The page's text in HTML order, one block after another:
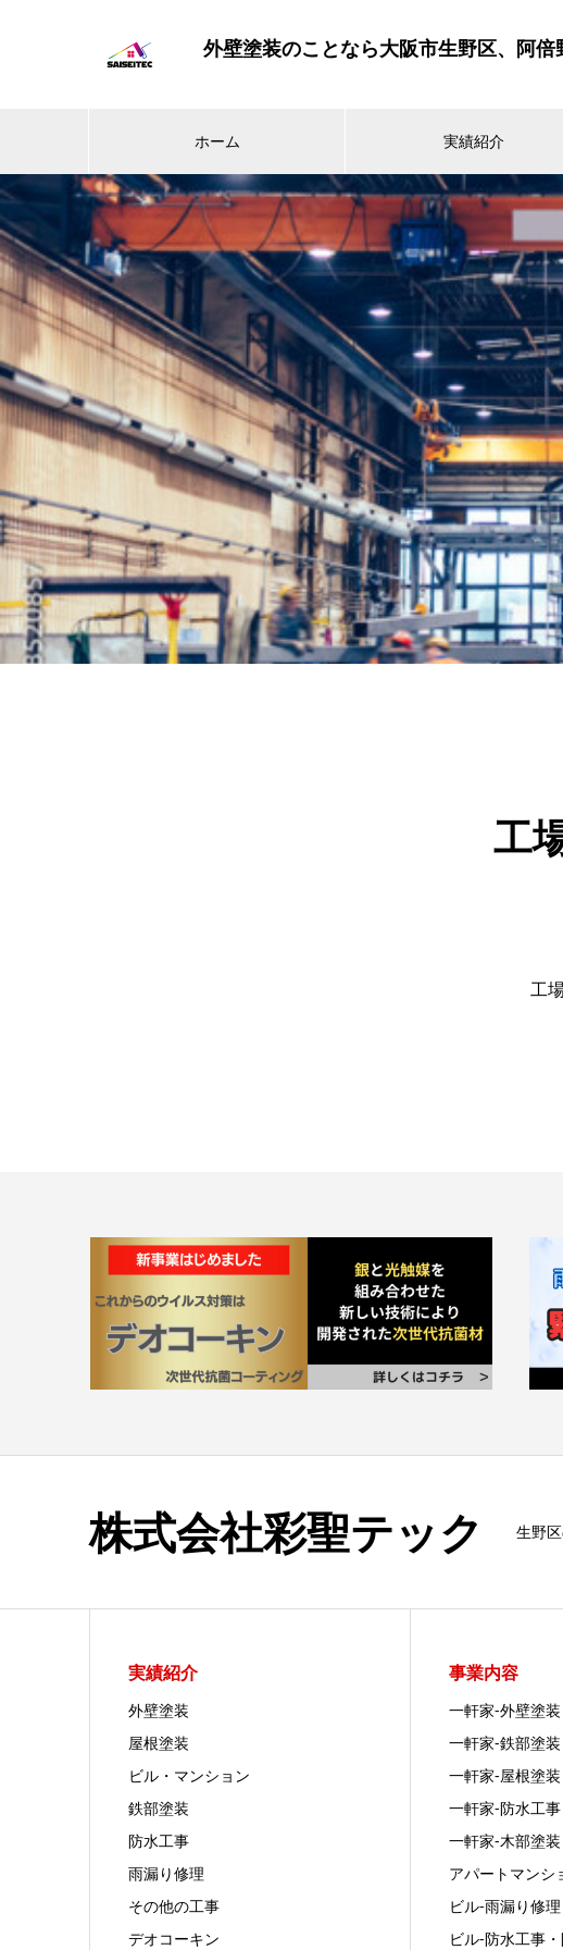
外壁塗装のことなら大阪市生野区、阿
ホーム 実績紹介
工
工
株式会社彩聖テック 生野
実績紹介
外壁塗装
屋根塗装
ビル・マンション
鉄部塗装
防水工事
雨漏り修理
その他の工事
デオコーキン
事業内容
一軒家‐外壁塗装
一軒家‐鉄部塗装
一軒家‐屋根塗装
一軒家‐防水工
一軒家‐木部塗装
アパートマンシ
ビル‐雨漏り修理
ビル‐防水工事